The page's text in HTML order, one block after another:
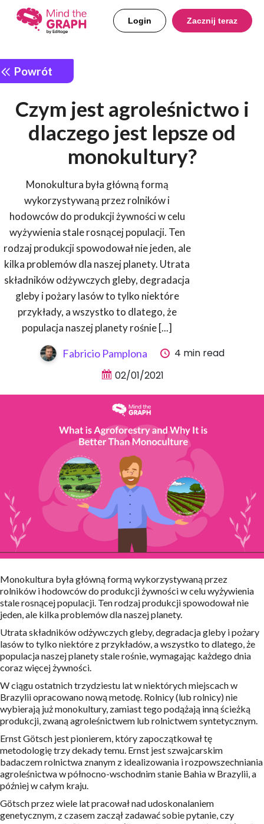
Login Zacznij teraz
Powrót
Czym jest agroleśnictwo i
dlaczego jest lepsze od
monokultury?
Monokultura była główną formą
wykorzystywaną przez rolników i
hodowców do produkcji żywności w celu
wyżywienia stale rosnącej populacji. Ten
rodzaj produkcji spowodował nie jeden, ale
kilka problemów dla naszej planety. Utrata
składników odżywczych gleby, degradacja
gleby i pożary lasów to tylko niektóre
przykłady, a wszystko to dlatego, że
populacja naszej planety rośnie [...]
Fabricio Pamplona
4 min read
02/01/2021
Monokultura była główną formą wykorzystywaną przez
rolników i hodowców do produkcji żywności w celu wyżywienia
stale rosnącej populacji. Ten rodzaj produkcji spowodował nie
jeden, ale kilka problemów dla naszej planety.
Utrata składników odżywczych gleby, degradacja gleby i pożary
lasów to tylko niektóre z przykładów, a wszystko to dlatego, że
populacja naszej planety stale rośnie, wymagając każdego dnia
coraz więcej żywności.
W ciągu ostatnich trzydziestu lat w niektórych miejscach w
Brazylii opracowano nową metodę. Rolnicy (lub rolnicy) nie
wybierają już monokultury, zamiast tego podążają inną ścieżką
produkcji, zwaną agroleśnictwem lub rolnictwem syntetycznym.
Ernst Götsch jest pionierem, który zapoczątkował tę
metodologię trzy dekady temu. Ernst jest szwajcarskim
badaczem rolnictwa znanym z idealizowania i rozpowszechniania
agroleśnictwa w północno-wschodnim stanie Bahia w Brazylii, a
później w całym kraju.
Götsch przez wiele lat pracował nad udoskonalaniem
genetycznym, z czasem zaczął zadawać sobie pytanie, czy